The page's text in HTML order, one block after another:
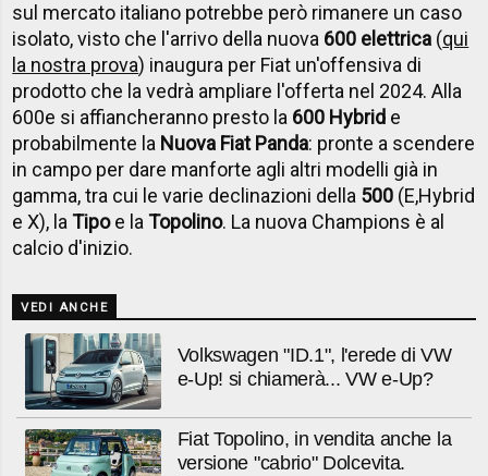
sul mercato italiano potrebbe però rimanere un caso
isolato, visto che l'arrivo della nuova 600 elettrica (qui
la nostra prova) inaugura per Fiat un'offensiva di
prodotto che la vedrà ampliare l'offerta nel 2024. Alla
600e si affiancheranno presto la 600 Hybrid e
probabilmente la Nuova Fiat Panda: pronte a scendere
in campo per dare manforte agli altri modelli già in
gamma, tra cui le varie declinazioni della 500 (E,Hybrid
e X), laTipoe laTopolino. La nuova Champions è al
calcio d'inizio.
VEDI ANCHE
Volkswagen "ID.1", l'erede di VW
e-Up! si chiamerà... VW e-Up?
Fiat Topolino, in vendita anche la
versione "cabrio" Dolcevita.